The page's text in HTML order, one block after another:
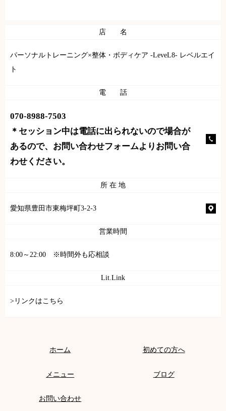
店 名
パーソナルトレーニング×整体・ボディケア -LeveL8- レベルエイ
ト
電 話
070-8988-7503
＊セッション中は電話に出られないので場合が
あるので、お問い合わせフォームよりお問い合
わせください。
所 在 地
愛知県豊田市東梅坪町3-2-3
営業時間
8:00～22:00 ※時間外も応相談
Lit.Link
>リンクはこちら
ホーム 初めての方へ
メニュー ブログ
お問い合わせ